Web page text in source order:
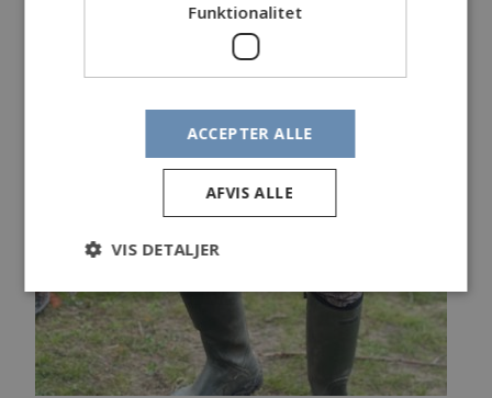
Funktionalitet
ACCEPTER ALLE
AFVIS ALLE
VIS DETALJER